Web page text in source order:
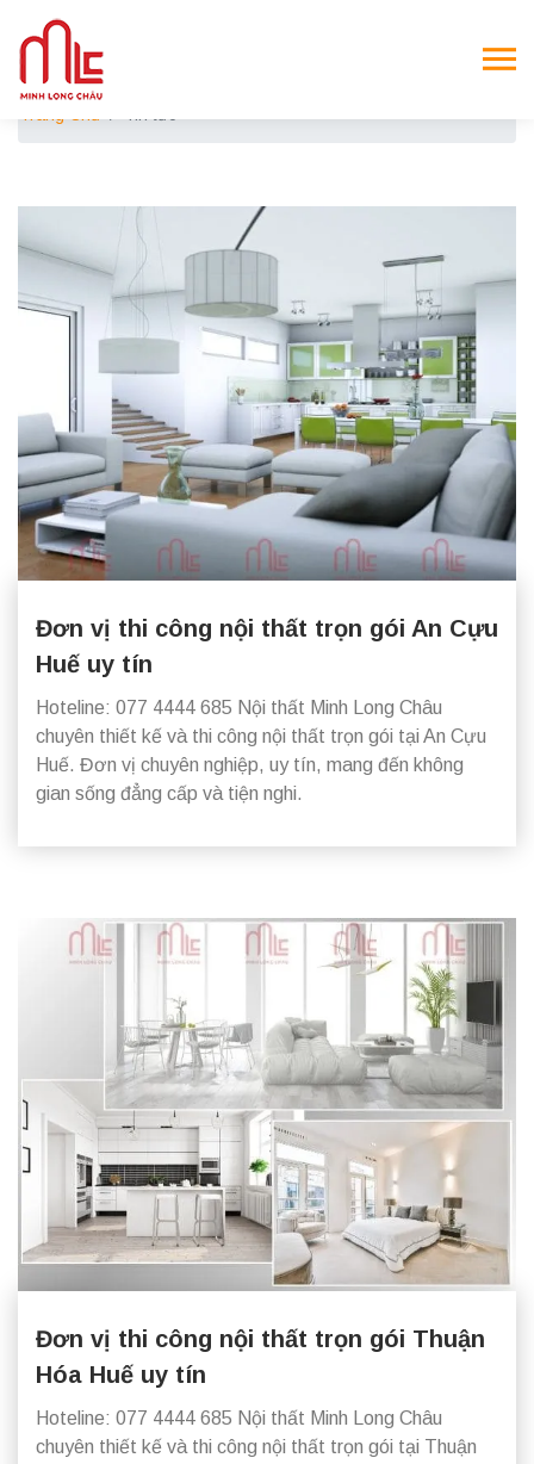
Trang Chủ Tin tức
Đơn vị thi công nội thất trọn gói An Cựu
Huế uy tín
Hoteline: 077 4444 685 Nội thất Minh Long Châu
chuyên thiết kế và thi công nội thất trọn gói tại An Cựu
Huế. Đơn vị chuyên nghiệp, uy tín, mang đến không
gian sống đẳng cấp và tiện nghi.
Đơn vị thi công nội thất trọn gói Thuận
Hóa Huế uy tín
Hoteline: 077 4444 685 Nội thất Minh Long Châu
chuyên thiết kế và thi công nội thất trọn gói tại Thuận